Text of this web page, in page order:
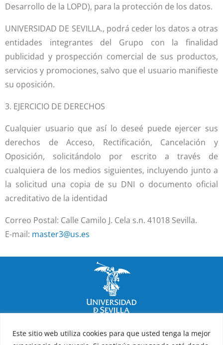
Este sitio web utiliza cookies para que usted tenga la mejor
Desarrollo de la LOPD), para la protección de los datos.
UNIVERSIDAD DE SEVILLA., podrá ceder los datos a otras
entidades integrantes del Grupo con la finalidad
publicidad y prospección comercial de sus productos,
servicios y promociones, salvo que el usuario manifieste
su oposición.
3. EJERCICIO DE DERECHOS
Cualquier usuario que así lo deseé puede ejercer sus
derechos de Acceso, Rectificación, Cancelación y
Oposición, solicitándolo por escrito a través de
cualquiera de los medios siguientes, incluyendo junto a
la solicitud una copia de su DNI o documento oficial
acreditativo de la identidad
Correo Postal: Calle Camilo J. Cela s.n. 41018 Sevilla.
E-mail: master3@us.es